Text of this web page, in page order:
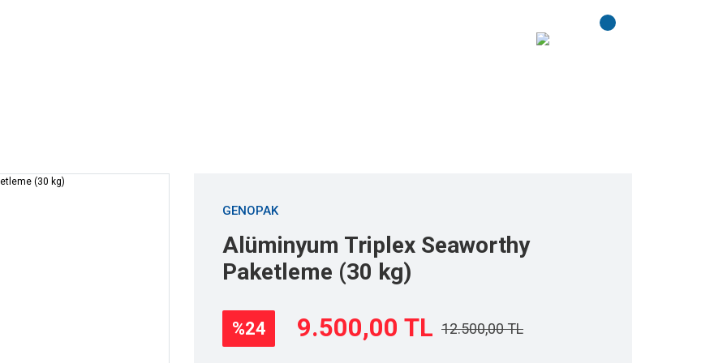
GENOPAK
Alüminyum Triplex Seaworthy
Paketleme (30 kg)
%24 9.500,00 TL 12.500,00 TL